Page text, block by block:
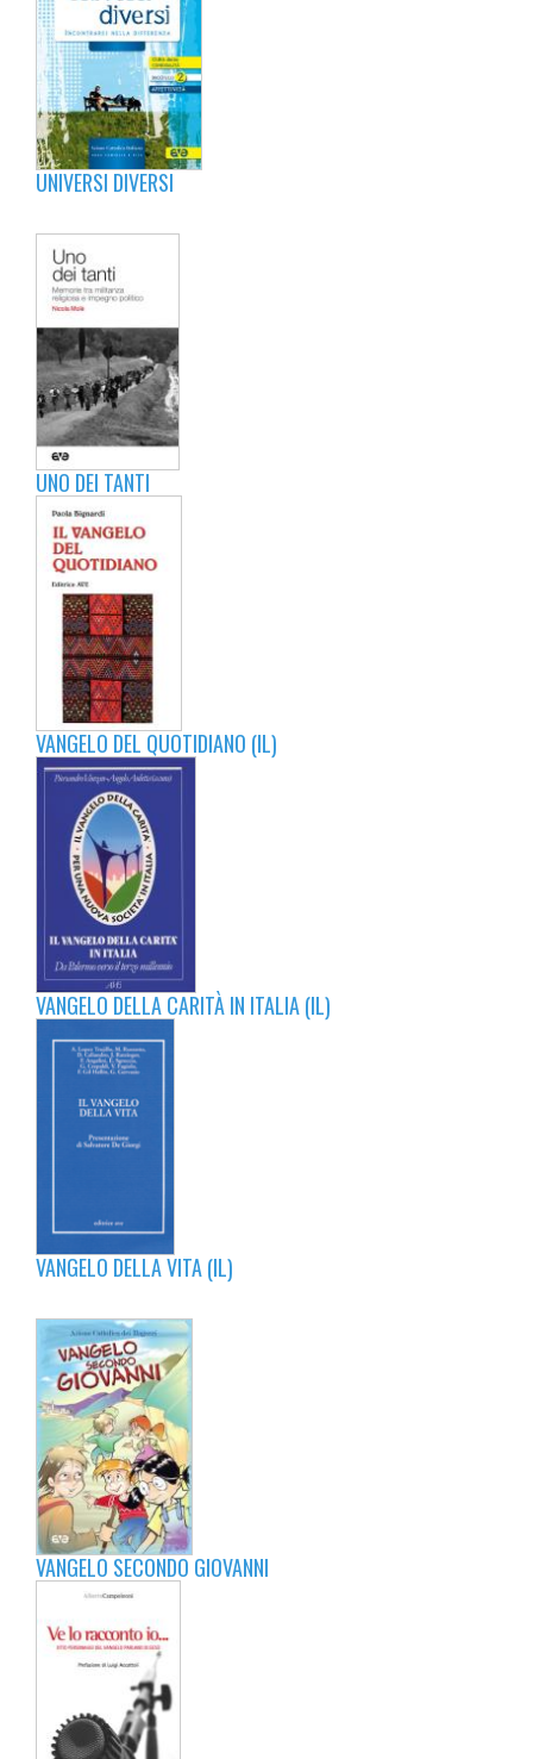
UNIVERSI DIVERSI
UNO DEI TANTI
VANGELO DEL QUOTIDIANO (IL)
VANGELO DELLA CARITÀ IN ITALIA (IL)
VANGELO DELLA VITA (IL)
VANGELO SECONDO GIOVANNI